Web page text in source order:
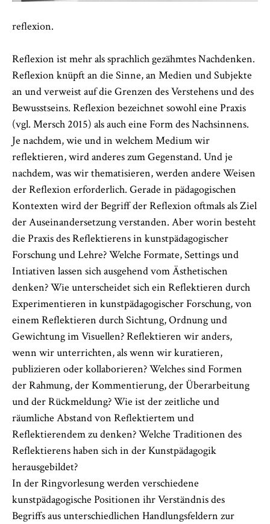
reflexion.
Reflexion ist mehr als sprachlich gezähmtes Nachdenken.
Reflexion knüpft an die Sinne, an Medien und Subjekte
an und verweist auf die Grenzen des Verstehens und des
Bewusstseins. Reflexion bezeichnet sowohl eine Praxis
(vgl. Mersch 2015) als auch eine Form des Nachsinnens.
Je nachdem, wie und in welchem Medium wir
reflektieren, wird anderes zum Gegenstand. Und je
nachdem, was wir thematisieren, werden andere Weisen
der Reflexion erforderlich. Gerade in pädagogischen
Kontexten wird der Begriff der Reflexion oftmals als Ziel
der Auseinandersetzung verstanden. Aber worin besteht
die Praxis des Reflektierens in kunstpädagogischer
Forschung und Lehre? Welche Formate, Settings und
Intiativen lassen sich ausgehend vom Ästhetischen
denken? Wie unterscheidet sich ein Reflektieren durch
Experimentieren in kunstpädagogischer Forschung, von
einem Reflektieren durch Sichtung, Ordnung und
Gewichtung im Visuellen? Reflektieren wir anders,
wenn wir unterrichten, als wenn wir kuratieren,
publizieren oder kollaborieren? Welches sind Formen
der Rahmung, der Kommentierung, der Überarbeitung
und der Rückmeldung? Wie ist der zeitliche und
räumliche Abstand von Reflektiertem und
Reflektierendem zu denken? Welche Traditionen des
Reflektierens haben sich in der Kunstpädagogik
herausgebildet?
In der Ringvorlesung werden verschiedene
kunstpädagogische Positionen ihr Verständnis des
Begriffs aus unterschiedlichen Handlungsfeldern zur